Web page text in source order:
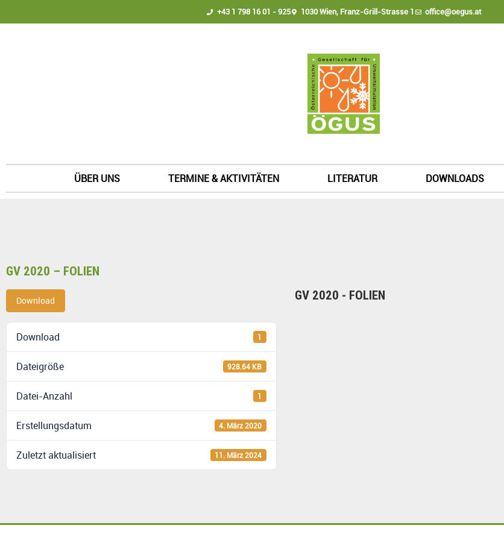
+43 1 798 16 01 - 925 1030 Wien, Franz-Grill-Strasse 1 office@oegus.at
ÜBER UNS TERMINE & AKTIVITÄTEN LITERATUR DOWNLOADS
GV 2020 – FOLIEN
Download
Download 1
Dateigröße 928.64 KB
Datei-Anzahl 1
Erstellungsdatum 4. März 2020
Zuletzt aktualisiert 11. März 2024
GV 2020 - FOLIEN